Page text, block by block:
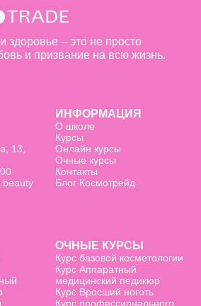
здоровье – это не просто
и призвание на всю жизнь.
13,
ИНФОРМАЦИЯ
О школе
Курсы
Онлайн курсы
Очные курсы
Контакты
Блог Космотрейд
ОЧНЫЕ КУРСЫ
Курс базовой косметологии
Курс Аппаратный
медицинский педикюр
Курс Вросший ноготь
Курс профессионального